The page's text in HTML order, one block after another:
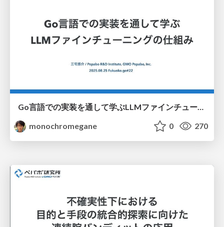
Go言語での実装を通して学ぶLLMファインチューニングの仕組み / fukuokago22-llm-peft
monochromegane
0 270